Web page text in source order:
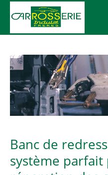
Login
Passwort
Anmelden
Banc de
système parfait